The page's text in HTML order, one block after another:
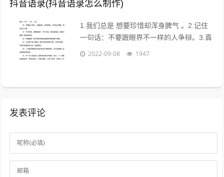
抖音语录(抖音语录怎么制作)
1.我们总是 想要珍惜却浑身脾气 。2.记住
一句话：不要跟眼界不一样的人争辩。3.真
的不用时刻替别人着想，不是每个人都能把
2022-09-08 1947
发表评论